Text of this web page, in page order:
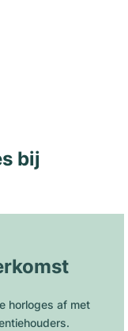
bij
horloges af met